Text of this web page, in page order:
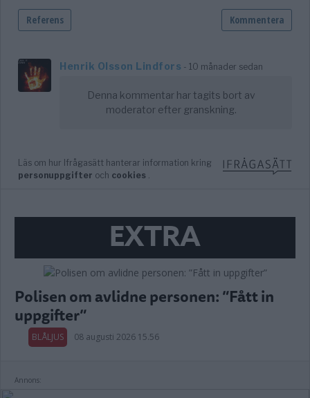
EXTRA
Polisen om avlidne personen: ”Fått in
uppgifter”
BLÅLJUS 08 augusti 2026 15.56
Annons: